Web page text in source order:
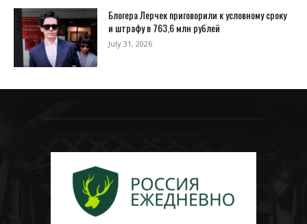
Блогера Лерчек приговорили к условному сроку
и штрафу в 763,6 млн рублей
July 31, 2026